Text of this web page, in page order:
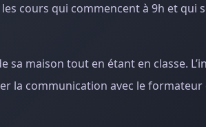
cours qui commencent à 9h et qui
maison tout en étant en classe.
la communication avec le